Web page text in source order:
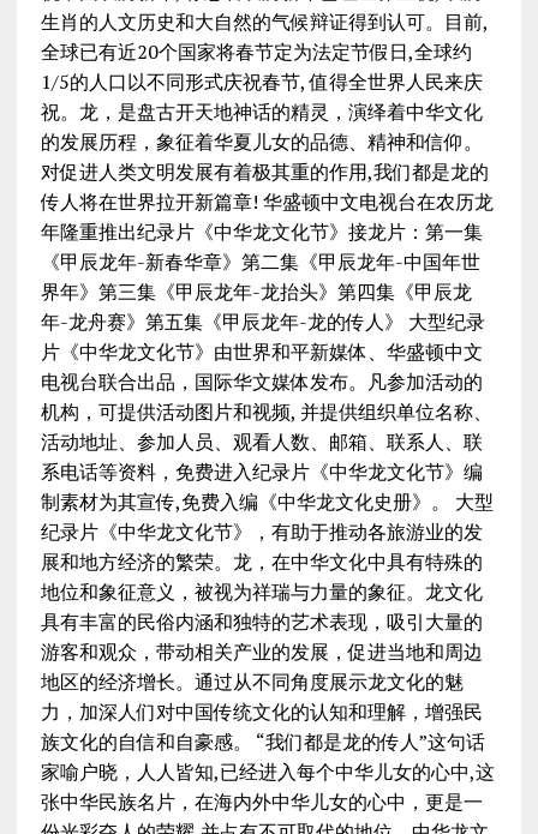
生肖的人文历史和大自然的气候辩证得到认可。目前,
全球已有近20个国家将春节定为法定节假日,全球约
1/5的人口以不同形式庆祝春节, 值得全世界人民来庆
祝。龙，是盘古开天地神话的精灵，演绎着中华文化
的发展历程，象征着华夏儿女的品德、精神和信仰。
对促进人类文明发展有着极其重的作用,我们都是龙的
传人将在世界拉开新篇章! 华盛顿中文电视台在农历龙
年隆重推出纪录片《中华龙文化节》接龙片：第一集
《甲辰龙年-新春华章》第二集《甲辰龙年-中国年世
界年》第三集《甲辰龙年-龙抬头》第四集《甲辰龙
年-龙舟赛》第五集《甲辰龙年-龙的传人》 大型纪录
片《中华龙文化节》由世界和平新媒体、华盛顿中文
电视台联合出品，国际华文媒体发布。凡参加活动的
机构，可提供活动图片和视频, 并提供组织单位名称、
活动地址、参加人员、观看人数、邮箱、联系人、联
系电话等资料，免费进入纪录片《中华龙文化节》编
制素材为其宣传,免费入编《中华龙文化史册》。 大型
纪录片《中华龙文化节》，有助于推动各旅游业的发
展和地方经济的繁荣。龙，在中华文化中具有特殊的
地位和象征意义，被视为祥瑞与力量的象征。龙文化
具有丰富的民俗内涵和独特的艺术表现，吸引大量的
游客和观众，带动相关产业的发展，促进当地和周边
地区的经济增长。通过从不同角度展示龙文化的魅
力，加深人们对中国传统文化的认知和理解，增强民
族文化的自信和自豪感。 “我们都是龙的传人”这句话
家喻户晓，人人皆知,已经进入每个中华儿女的心中,这
张中华民族名片，在海内外中华儿女的心中，更是一